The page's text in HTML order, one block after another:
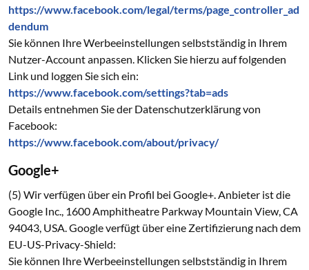
https://www.facebook.com/legal/terms/page_controller_ad
dendum
Sie können Ihre Werbeeinstellungen selbstständig in Ihrem
Nutzer-Account anpassen. Klicken Sie hierzu auf folgenden
Link und loggen Sie sich ein:
https://www.facebook.com/settings?tab=ads
Details entnehmen Sie der Datenschutzerklärung von
Facebook:
https://www.facebook.com/about/privacy/
Google+
(5) Wir verfügen über ein Profil bei Google+. Anbieter ist die
Google Inc., 1600 Amphitheatre Parkway Mountain View, CA
94043, USA. Google verfügt über eine Zertifizierung nach dem
EU-US-Privacy-Shield:
Sie können Ihre Werbeeinstellungen selbstständig in Ihrem